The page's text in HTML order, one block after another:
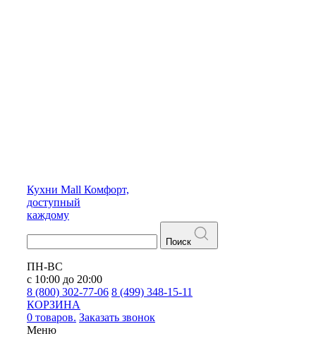
Кухни Mall Комфорт,
доступный
каждому
Поиск
ПН-ВС
с 10:00 до 20:00
8 (800) 302-77-06 8 (499) 348-15-11
КОРЗИНА
0 товаров. Заказать звонок
Меню